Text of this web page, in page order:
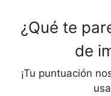
¿Qué te
de
¡Tu puntuación